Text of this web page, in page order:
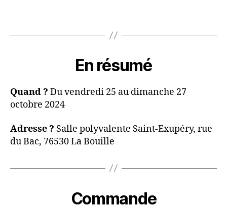
En résumé
Quand ? Du vendredi 25 au dimanche 27
octobre 2024
Adresse ? Salle polyvalente Saint-Exupéry, rue
du Bac, 76530 La Bouille
Commande